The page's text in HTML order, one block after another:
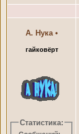
А. Нука •
гайковёрт
Статистика: